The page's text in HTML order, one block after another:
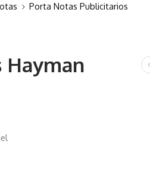
Porta Notas Publicitarios
Hayman